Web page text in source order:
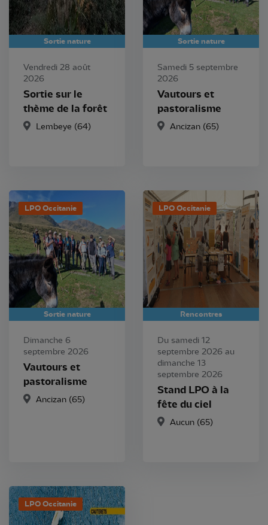
Sortie nature
Vendredi 28 août
2026
Sortie sur le
thème de la forêt
Lembeye (64)
Sortie nature
Samedi 5 septembre
2026
Vautours et
pastoralisme
Ancizan (65)
LPO Occitanie
Sortie nature
Dimanche 6
septembre 2026
Vautours et
pastoralisme
Ancizan (65)
LPO Occitanie
Rencontres
Du samedi 12
septembre 2026 au
dimanche 13
septembre 2026
Stand LPO à la
fête du ciel
Aucun (65)
LPO Occitanie